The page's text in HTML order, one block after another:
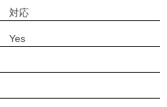
対応
Yes